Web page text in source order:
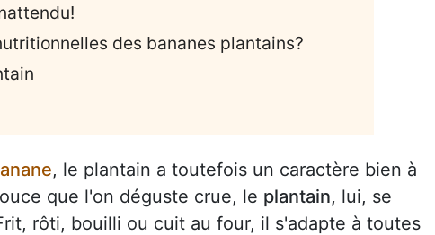
des bananes plantains?
, le plantain a toutefois un caractère bien à
que l'on déguste crue, le plantain, lui, se
rôti, bouilli ou cuit au four, il s'adapte à toutes